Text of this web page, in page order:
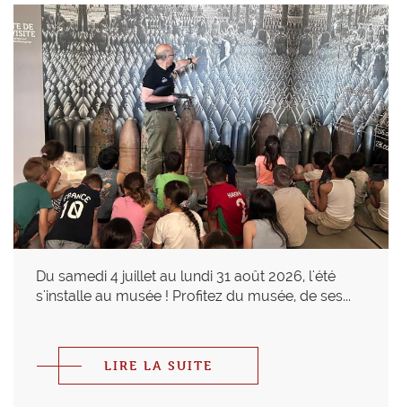
Du samedi 4 juillet au lundi 31 août 2026, l'été
s'installe au musée ! Profitez du musée, de ses...
LIRE LA SUITE